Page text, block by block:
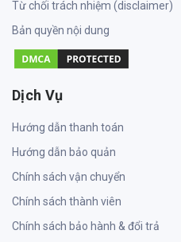
Từ chối trách nhiệm (disclaimer)
Bản quyền nội dung
Dịch Vụ
Hướng dẫn thanh toán
Hướng dẫn bảo quản
Chính sách vận chuyển
Chính sách thành viên
Chính sách bảo hành & đổi trả